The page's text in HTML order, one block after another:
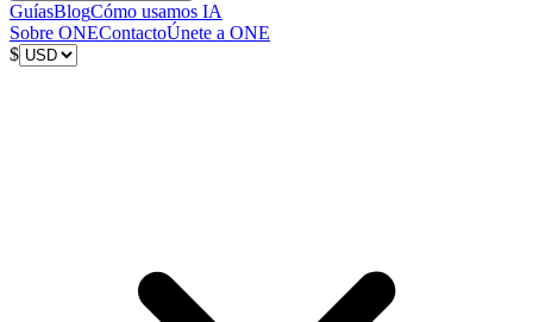
GuíasBlogCómo usamos IA
Sobre ONEContactoÚnete a ONE
$